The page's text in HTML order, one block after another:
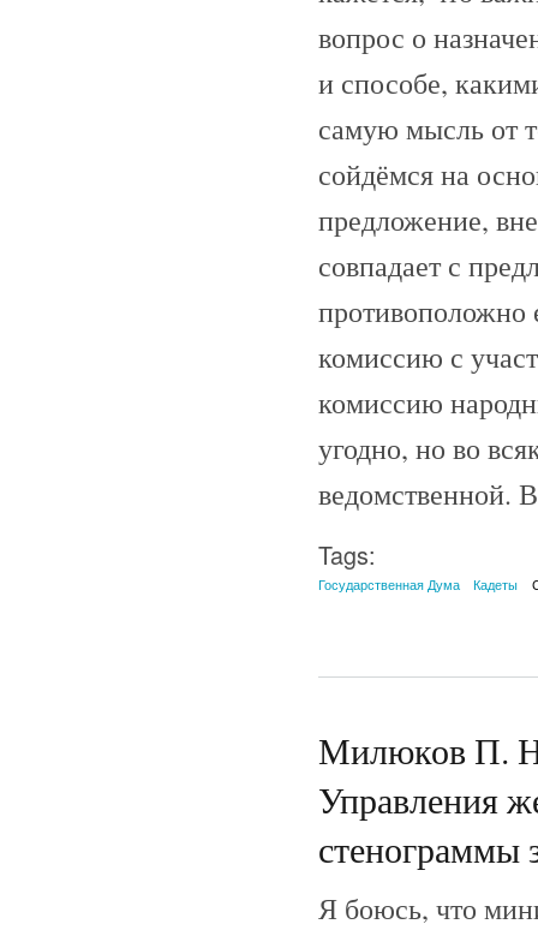
вопрос о
и способе,
самую мысль от
сойдёмся на
предложение,
совпадает с
комиссию с
комиссию
угодно, но во
ведомственной.
Tags:
Государственная Дума Кадеты
Милюков П. Н.
Управления
стенограммы
Я боюсь, что